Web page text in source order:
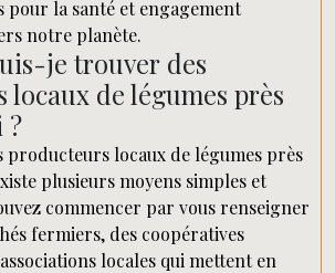
pour la santé et engagement
notre planète.
je trouver des
de légumes près
?
locaux de légumes près
plusieurs moyens simples et
commencer par vous renseigner
fermiers, des coopératives
locales qui mettent en